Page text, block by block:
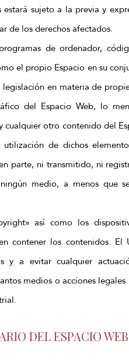
sujeto a la previa y
de los derechos afectados.
de ordenador,
el propio Espacio en su
en materia de
del Espacio Web, lo
otro contenido del
de dichos
parte, ni transmitido, ni
medio, a menos que
así como los
contener los contenidos. El
y a evitar cualquier
medios o acciones
DEL ESPACIO WEB